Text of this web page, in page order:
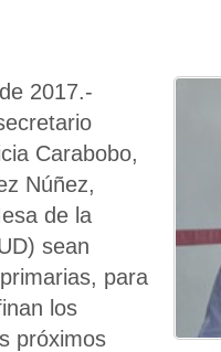
2017.-
Carabobo,
Núñez,
de la
sean
para
los
próximos